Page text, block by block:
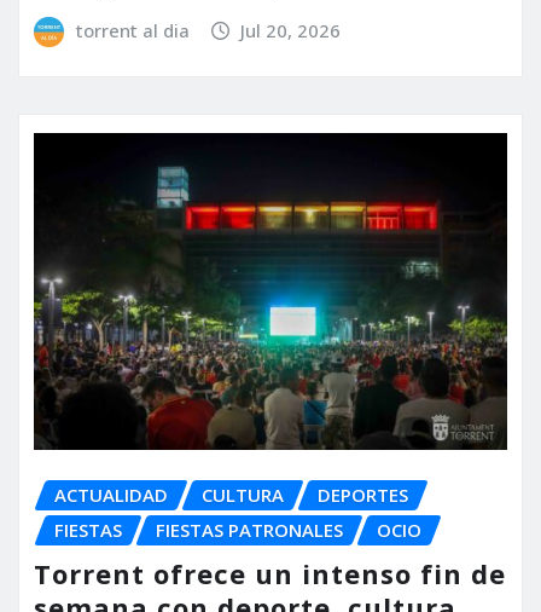
torrent al dia Jul 20, 2026
ACTUALIDAD CULTURA
DEPORTES
FIESTAS
FIESTAS PATRONALES OCIO
Torrent ofrece un intenso fin de